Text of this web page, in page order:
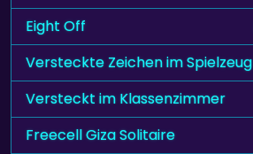
Eight Off
Versteckte Zeichen im Spielzeug
Versteckt im Klassenzimmer
Freecell Giza Solitaire